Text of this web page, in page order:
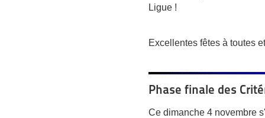
Ligue !
Excellentes fêtes à toutes
Phase finale des
Ce dimanche 4 novembre